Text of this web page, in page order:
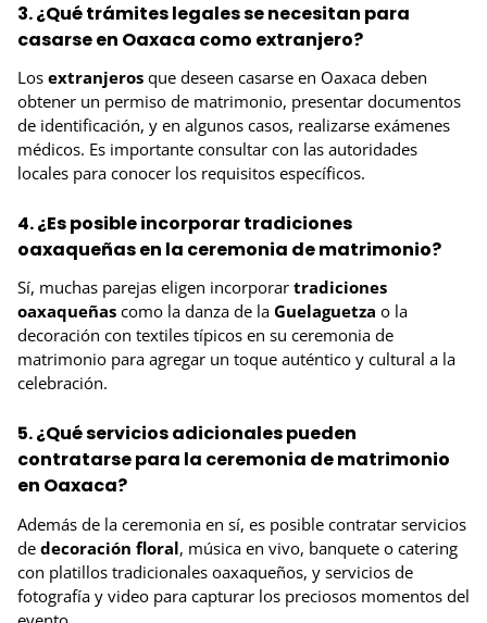
3. ¿Qué trámites legales se necesitan para
casarse en Oaxaca como extranjero?
Los extranjeros que deseen casarse en Oaxaca deben
obtener un permiso de matrimonio, presentar documentos
de identificación, y en algunos casos, realizarse exámenes
médicos. Es importante consultar con las autoridades
locales para conocer los requisitos específicos.
4. ¿Es posible incorporar tradiciones
oaxaqueñas en la ceremonia de matrimonio?
Sí, muchas parejas eligen incorporar tradiciones
oaxaqueñas como la danza de la Guelaguetza o la
decoración con textiles típicos en su ceremonia de
matrimonio para agregar un toque auténtico y cultural a la
celebración.
5. ¿Qué servicios adicionales pueden
contratarse para la ceremonia de matrimonio
en Oaxaca?
Además de la ceremonia en sí, es posible contratar servicios
de decoración floral, música en vivo, banquete o catering
con platillos tradicionales oaxaqueños, y servicios de
fotografía y video para capturar los preciosos momentos del